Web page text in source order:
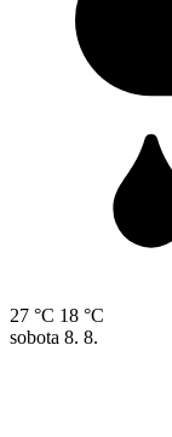
27 °C 18 °C
sobota 8. 8.